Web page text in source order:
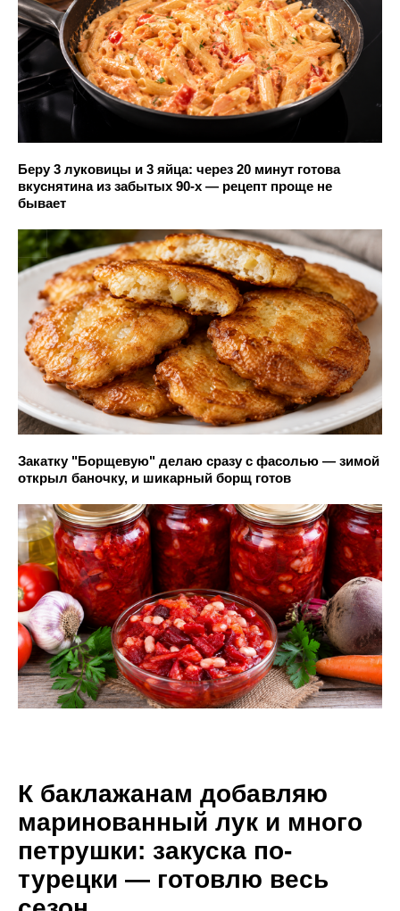
Беру 3 луковицы и 3 яйца: через 20 минут готова
вкуснятина из забытых 90-х — рецепт проще не
бывает
Закатку "Борщевую" делаю сразу с фасолью — зимой
открыл баночку, и шикарный борщ готов
К баклажанам добавляю
маринованный лук и много
петрушки: закуска по-
турецки — готовлю весь